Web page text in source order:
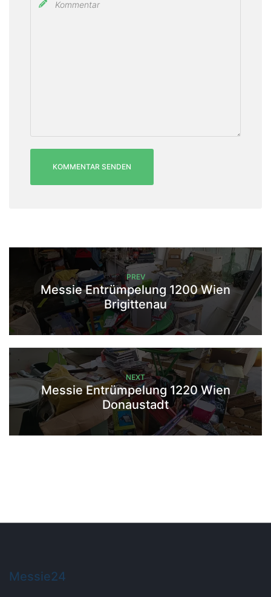
PREV
Messie Entrümpelung 1200 Wien
Brigittenau
NEXT
Messie Entrümpelung 1220 Wien
Donaustadt
Messie24